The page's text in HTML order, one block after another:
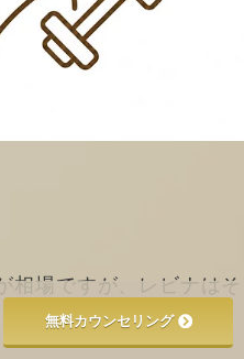
相場ですが、レビナはそ
れる価格です。
無料カウンセリング